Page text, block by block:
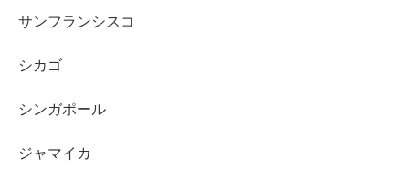
サンフランシスコ
シカゴ
シンガポール
ジャマイカ